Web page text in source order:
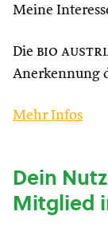
Meine
Die bio
Anerkennung
Mehr Infos
Dein
Mitglied